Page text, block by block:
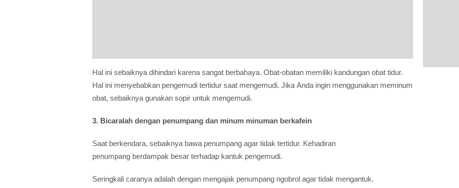
Hal ini sebaiknya dihindari karena sangat berbahaya. Obat-obatan memiliki kandungan obat tidur.
Hal ini menyebabkan pengemudi tertidur saat mengemudi. Jika Anda ingin menggunakan meminum
obat, sebaiknya gunakan sopir untuk mengemudi.
3. Bicaralah dengan penumpang dan minum minuman berkafein
Saat berkendara, sebaiknya bawa penumpang agar tidak tertidur. Kehadiran
penumpang berdampak besar terhadap kantuk pengemudi.
Seringkali caranya adalah dengan mengajak penumpang ngobrol agar tidak mengantuk.